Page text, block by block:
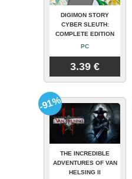
DIGIMON STORY
CYBER SLEUTH:
COMPLETE EDITION
PC
3.39 €
THE INCREDIBLE
ADVENTURES OF VAN
HELSING II
-91%